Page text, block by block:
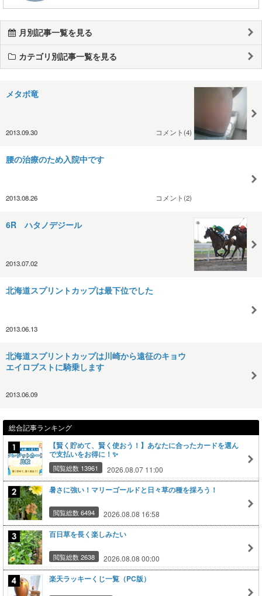
月別記事一覧を見る
カテゴリ別記事一覧を見る
メタボ竜
2013.09.30 コメント(4)
腰の治療のため入院中です
2013.08.26 コメント(2)
6R ハタノデジール
2013.07.02
北海道スプリントカップは最下位でした
2013.06.13
北海道スプリントカップは川崎から遠征のキョウ
エイロブストに騎乗します
2013.06.09
総合記事ランキング
【賢く貯めて、賢く使おう！】あなたに合ったカードを選ん
で支払いをお得に！✨
閲覧総数 13961 2026.08.07 11:00
暑さに強い！マリーゴールドと日々草の種を採ろう！
閲覧総数 6494 2026.08.08 16:58
百日草を長く楽しみたい
閲覧総数 2638 2026.08.08 00:00
楽天ラッキーくじ一覧（PC版）